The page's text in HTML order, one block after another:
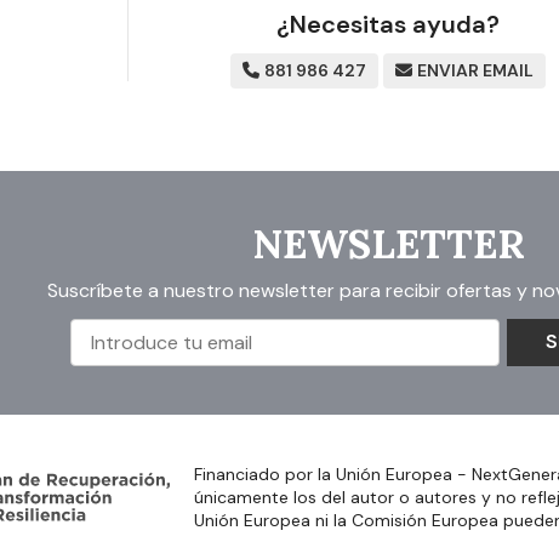
¿Necesitas ayuda?
881 986 427 ENVIAR EMAIL
NEWSLETTER
Suscríbete a nuestro newsletter para recibir ofertas y
Financiado por la Unión Europea -
únicamente los del autor o autores y no
Unión Europea ni la Comisión Europea